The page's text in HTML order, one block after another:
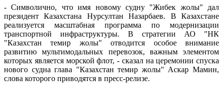
- Символично, что имя новому судну "Жибек жолы" дал
президент Казахстана Нурсултан Назарбаев. В Казахстане
реализуется масштабная программа по модернизации
транспортной инфраструктуры. В стратегии АО "НК
"Казахстан темир жолы" отводится особое внимание
развитию мультимодальных перевозок, важным элементом
которых является морской флот, - сказал на церемонии спуска
нового судна глава "Казахстан темир жолы" Аскар Мамин,
слова которого приводятся в пресс-релизе.